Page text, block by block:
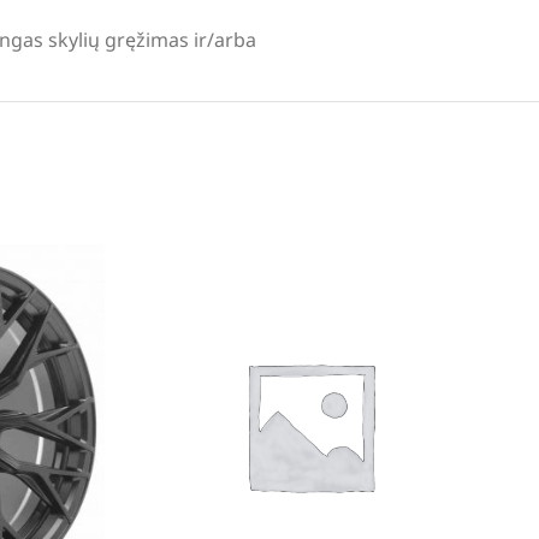
skylių gręžimas ir/arba